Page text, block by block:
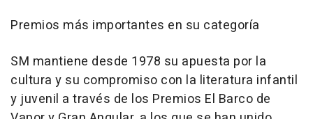
Premios más importantes en su categoría
SM mantiene desde 1978 su apuesta por la
cultura y su compromiso con la literatura infantil
y juvenil a través de los Premios El Barco de